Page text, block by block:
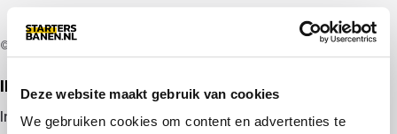
Deze website maakt gebruik van cookies
We gebruiken cookies om content en advertenties te
© 2026 door startersbanen.nl
IK ZOEK EEN BAAN
Inloggen